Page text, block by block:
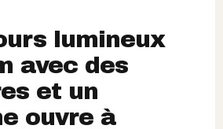
lumineux
avec des
et un
ouvre à